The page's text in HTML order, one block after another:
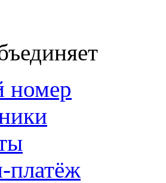
номер
платёж